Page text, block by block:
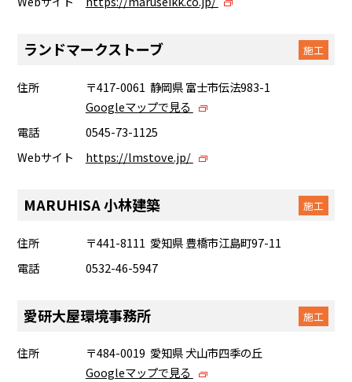
ランドマークストーブ 施工
住所
〒417-0061 静岡県 富士市伝法983-1
Googleマップで見る
電話
0545-73-1125
Webサイト
https://lmstove.jp/
MARUHISA 小林建築 施工
住所
〒441-8111 愛知県 豊橋市江島町97-11
電話
0532-46-5947
愛研大屋環境事務所 施工
住所
〒484-0019 愛知県 犬山市四季の丘
Googleマップで見る